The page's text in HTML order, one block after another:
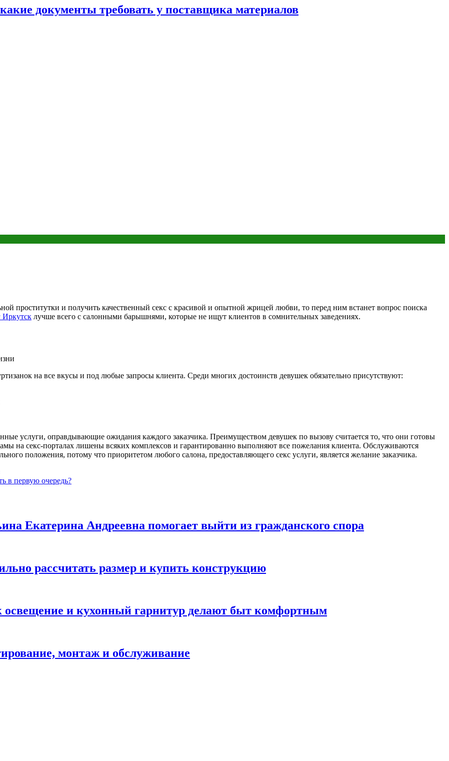
документы требовать у поставщика материалов
проститутки и получить качественный секс с красивой и опытной жрицей любви, то перед ним встанет вопрос поиска
Иркутск лучше всего с салонными барышнями, которые не ищут клиентов в сомнительных заведениях.
на все вкусы и под любые запросы клиента. Среди многих достоинств девушек обязательно присутствуют:
услуги, оправдывающие ожидания каждого заказчика. Преимуществом девушек по вызову считается то, что они готовы
на секс-порталах лишены всяких комплексов и гарантированно выполняют все пожелания клиента. Обслуживаются
положения, потому что приоритетом любого салона, предоставляющего секс услуги, является желание заказчика.
в первую очередь?
Екатерина Андреевна помогает выйти из гражданского спора
рассчитать размер и купить конструкцию
освещение и кухонный гарнитур делают быт комфортным
монтаж и обслуживание